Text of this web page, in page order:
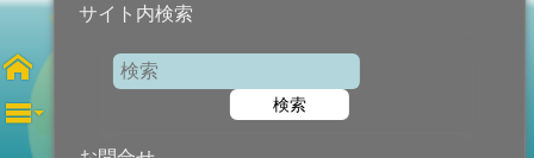
サイト内検索
検索
第23火曜日